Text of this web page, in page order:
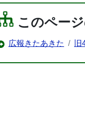
このペー
広報きたあきた